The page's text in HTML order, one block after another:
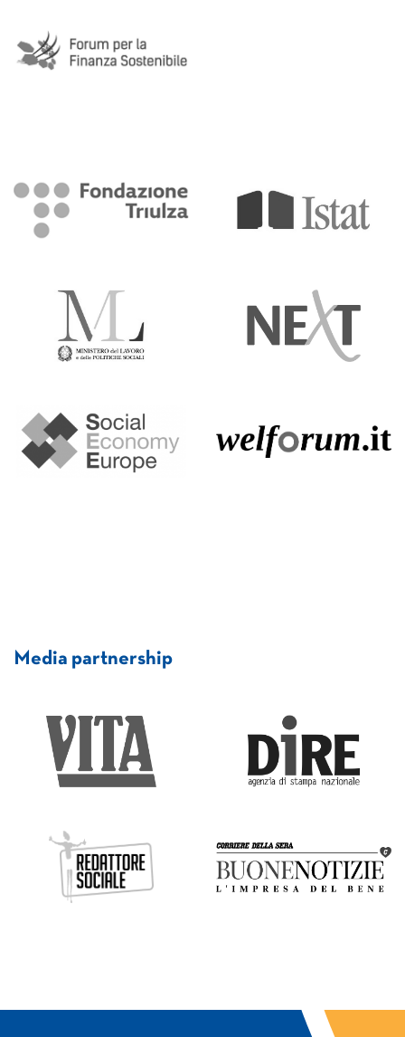
Media partnership